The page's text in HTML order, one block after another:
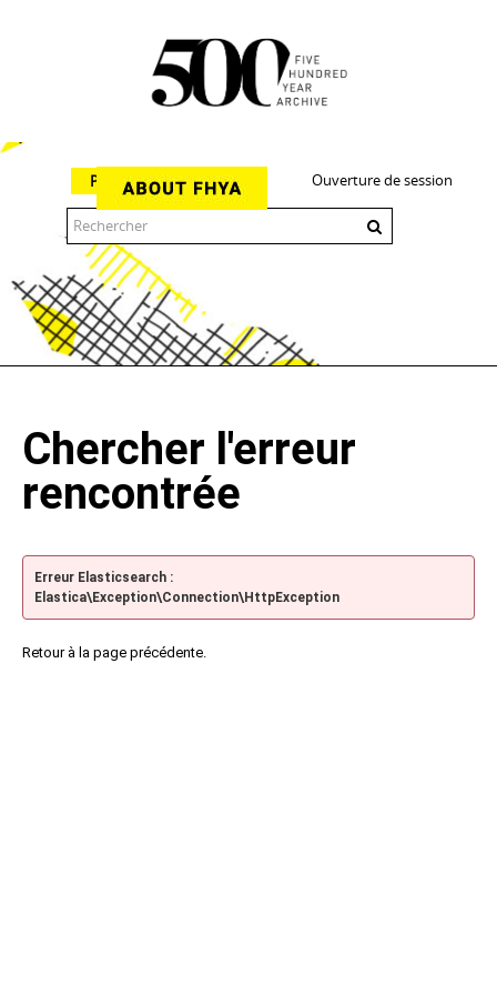
Ouverture de session
Parcourir
Chercher l'erreur
rencontrée
Erreur Elasticsearch :
Elastica\Exception\Connection\HttpException
Retour à la page précédente.